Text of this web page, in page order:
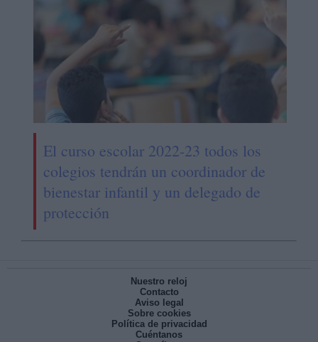
El curso escolar 2022-23 todos los
colegios tendrán un coordinador de
bienestar infantil y un delegado de
protección
Nuestro reloj
Contacto
Aviso legal
Sobre cookies
Política de privacidad
Cuéntanos